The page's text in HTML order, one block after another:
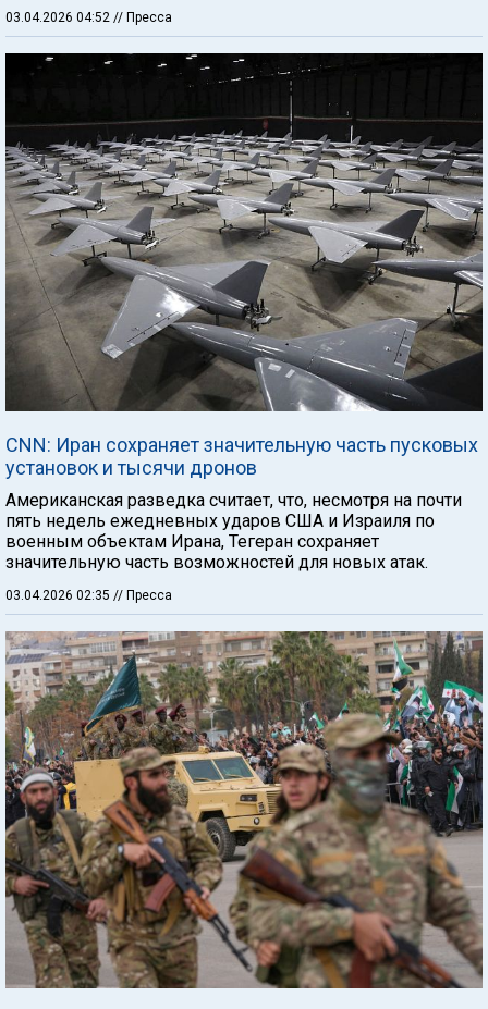
03.04.2026 04:52 // Пресса
CNN: Иран сохраняет значительную часть пусковых
установок и тысячи дронов
Американская разведка считает, что, несмотря на почти
пять недель ежедневных ударов США и Израиля по
военным объектам Ирана, Тегеран сохраняет
значительную часть возможностей для новых атак.
03.04.2026 02:35 // Пресса